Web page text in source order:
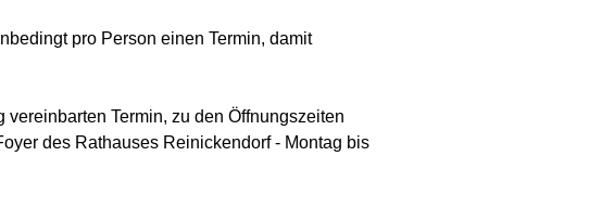
pro Person einen Termin, damit
Termin, zu den Öffnungszeiten
des Rathauses Reinickendorf - Montag bis